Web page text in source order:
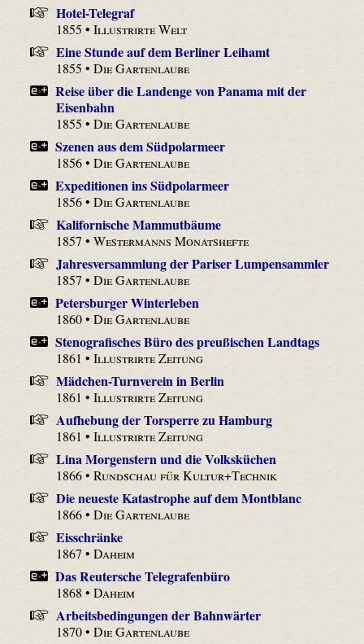
Hotel-Telegraf
1855 •Illustrirte Welt
Eine Stunde auf dem Berliner Leihamt
1855 •Die Gartenlaube
Reise über die Landenge von Panama mit der
Eisenbahn
1855 •Die Gartenlaube
Szenen aus dem Südpolarmeer
1856 •Die Gartenlaube
Expeditionen ins Südpolarmeer
1856 •Die Gartenlaube
Kalifornische Mammutbäume
1857 •Westermanns Monatshefte
Jahresversammlung der Pariser Lumpensammler
1857 •Die Gartenlaube
Petersburger Winterleben
1860 •Die Gartenlaube
Stenografisches Büro des preußischen Landtags
1861 •Illustrirte Zeitung
Mädchen-Turnverein in Berlin
1861 •Illustrirte Zeitung
Aufhebung der Torsperre zu Hamburg
1861 •Illustrirte Zeitung
Lina Morgenstern und die Volksküchen
1866 •Rundschau für Kultur+Technik
Die neueste Katastrophe auf dem Montblanc
1866 •Die Gartenlaube
Eisschränke
1867 •Daheim
Das Reutersche Telegrafenbüro
1868 •Daheim
Arbeitsbedingungen der Bahnwärter
1870 •Die Gartenlaube